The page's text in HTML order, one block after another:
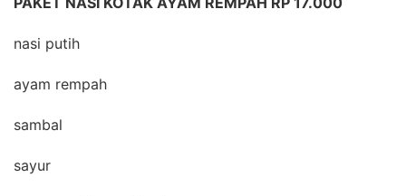
nasi putih
ayam rempah
sambal
sayur